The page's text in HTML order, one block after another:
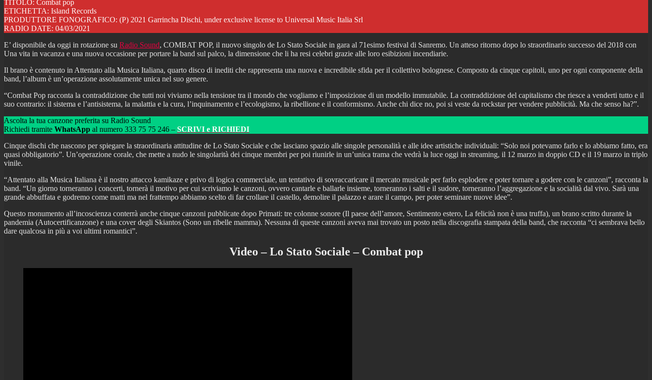
TITOLO: Combat pop
ETICHETTA: Island Records
PRODUTTORE FONOGRAFICO: (P) 2021 Garrincha Dischi, under exclusive license to Universal Music Italia Srl
RADIO DATE: 04/03/2021
E’ disponibile da oggi in rotazione su Radio Sound, COMBAT POP, il nuovo singolo de Lo Stato Sociale in gara al 71esimo festival di Sanremo. Un atteso ritorno dopo lo straordinario successo del 2018 con
Una vita in vacanza e una nuova occasione per portare la band sul palco, la dimensione che li ha resi celebri grazie alle loro esibizioni incendiarie.
Il brano è contenuto in Attentato alla Musica Italiana, quarto disco di inediti che rappresenta una nuova e incredibile sfida per il collettivo bolognese. Composto da cinque capitoli, uno per ogni componente della
band, l’album è un’operazione assolutamente unica nel suo genere.
“Combat Pop racconta la contraddizione che tutti noi viviamo nella tensione tra il mondo che vogliamo e l’imposizione di un modello immutabile. La contraddizione del capitalismo che riesce a venderti tutto e il
suo contrario: il sistema e l’antisistema, la malattia e la cura, l’inquinamento e l’ecologismo, la ribellione e il conformismo. Anche chi dice no, poi si veste da rockstar per vendere pubblicità. Ma che senso ha?”.
Ascolta la tua canzone preferita su Radio Sound
Richiedi tramite WhatsApp al numero 333 75 75 246 – SCRIVI e RICHIEDI
Cinque dischi che nascono per spiegare la straordinaria attitudine de Lo Stato Sociale e che lasciano spazio alle singole personalità e alle idee artistiche individuali: “Solo noi potevamo farlo e lo abbiamo fatto, era
quasi obbligatorio”. Un’operazione corale, che mette a nudo le singolarità dei cinque membri per poi riunirle in un’unica trama che vedrà la luce oggi in streaming, il 12 marzo in doppio CD e il 19 marzo in triplo
vinile.
“Attentato alla Musica Italiana è il nostro attacco kamikaze e privo di logica commerciale, un tentativo di sovraccaricare il mercato musicale per farlo esplodere e poter tornare a godere con le canzoni”, racconta la
band. “Un giorno torneranno i concerti, tornerà il motivo per cui scriviamo le canzoni, ovvero cantarle e ballarle insieme, torneranno i salti e il sudore, torneranno l’aggregazione e la socialità dal vivo. Sarà una
grande abbuffata e godremo come matti ma nel frattempo abbiamo scelto di far crollare il castello, demolire il palazzo e arare il campo, per poter seminare nuove idee”.
Questo monumento all’incoscienza conterrà anche cinque canzoni pubblicate dopo Primati: tre colonne sonore (Il paese dell’amore, Sentimento estero, La felicità non è una truffa), un brano scritto durante la
pandemia (Autocertificanzone) e una cover degli Skiantos (Sono un ribelle mamma). Nessuna di queste canzoni aveva mai trovato un posto nella discografia stampata della band, che racconta “ci sembrava bello
dare qualcosa in più a voi ultimi romantici”.
Video – Lo Stato Sociale – Combat pop